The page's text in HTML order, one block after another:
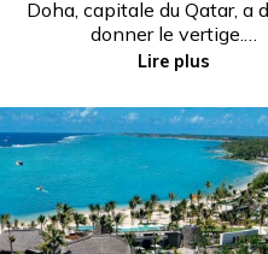
Doha, capitale du Qatar, a
donner le vertige.…
Lire plus